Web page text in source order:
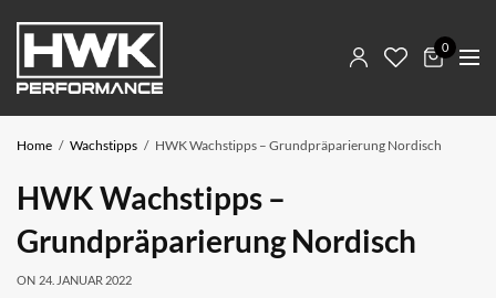
0
Home Wachstipps HWK Wachstipps – Grundpräparierung Nordisch
HWK Wachstipps –
Grundpräparierung Nordisch
ON 24. JANUAR 2022